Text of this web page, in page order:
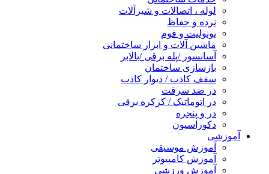
لوله ، اتصالات و شیرآلات
نرده و حفاظ
یونولیت و فوم
ماشین آلات و ابزار ساختمانی
آسانسور /پله برقی /بالابر
بازسازی ساختمان
سقف کاذب / دیوار کاذب
در ضد سرقت
در اتوماتیک / کرکره برقی
در و پنجره
دکوراسیون
آموزشی
آموزش موسیقی
آموزش کامپیوتر
آموزش ورزشی